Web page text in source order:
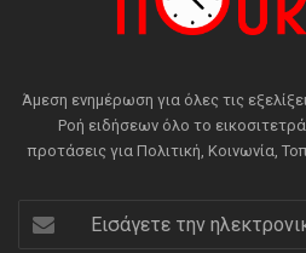
Άμεση ενημέρωση για όλες τις
Ροή ειδήσεων όλο το
προτάσεις για Πολιτική, Κοινωνία,
Εισάγετε
την